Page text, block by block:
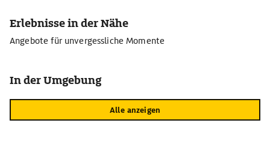
Erlebnisse in der Nähe
Angebote für unvergessliche Momente
In der Umgebung
Alle anzeigen